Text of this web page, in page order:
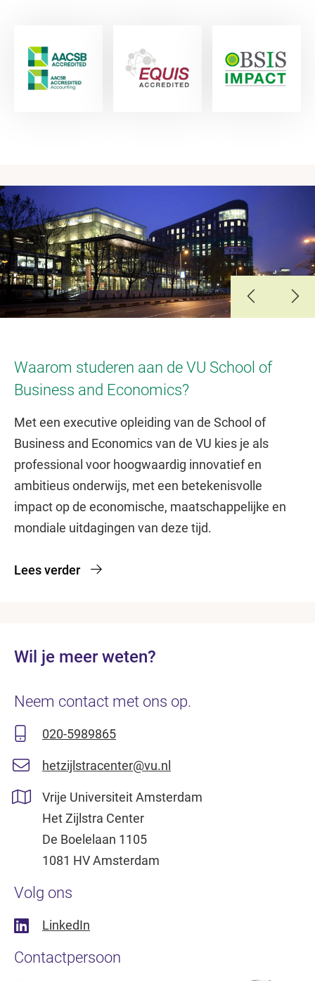
Waarom studeren aan de VU School of
Business and Economics?
Met een executive opleiding van de School of
Business and Economics van de VU kies je als
professional voor hoogwaardig innovatief en
ambitieus onderwijs, met een betekenisvolle
impact op de economische, maatschappelijke en
mondiale uitdagingen van deze tijd.
Lees verder
Wil je meer weten?
Neem contact met ons op.
020-5989865
hetzijlstracenter@vu.nl
Vrije Universiteit Amsterdam
Het Zijlstra Center
De Boelelaan 1105
1081 HV Amsterdam
Volg ons
LinkedIn
Contactpersoon